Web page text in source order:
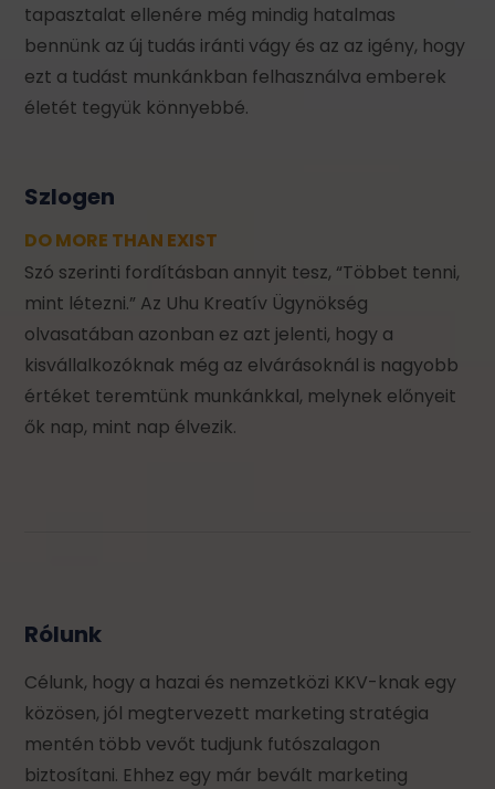
tapasztalat ellenére még mindig hatalmas
bennünk az új tudás iránti vágy és az az igény, hogy
ezt a tudást munkánkban felhasználva emberek
életét tegyük könnyebbé.
Szlogen
DO MORE THAN EXIST
Szó szerinti fordításban annyit tesz, “Többet tenni,
mint létezni.” Az Uhu Kreatív Ügynökség
olvasatában azonban ez azt jelenti, hogy a
kisvállalkozóknak még az elvárásoknál is nagyobb
értéket teremtünk munkánkkal, melynek előnyeit
ők nap, mint nap élvezik.
Rólunk
Célunk, hogy a hazai és nemzetközi KKV-knak egy
közösen, jól megtervezett marketing stratégia
mentén több vevőt tudjunk futószalagon
biztosítani. Ehhez egy már bevált marketing